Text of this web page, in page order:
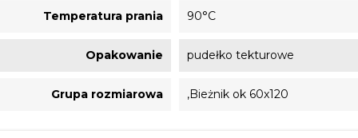
Temperatura prania 90°C
Opakowanie pudełko tekturowe
Grupa rozmiarowa ,Bieżnik ok 60x120